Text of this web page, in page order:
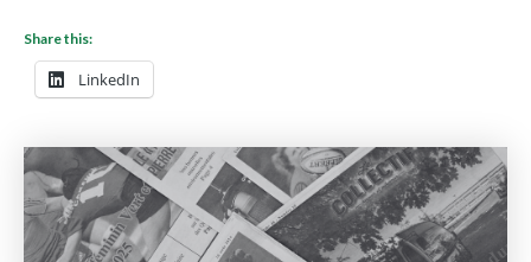
Share this:
LinkedIn